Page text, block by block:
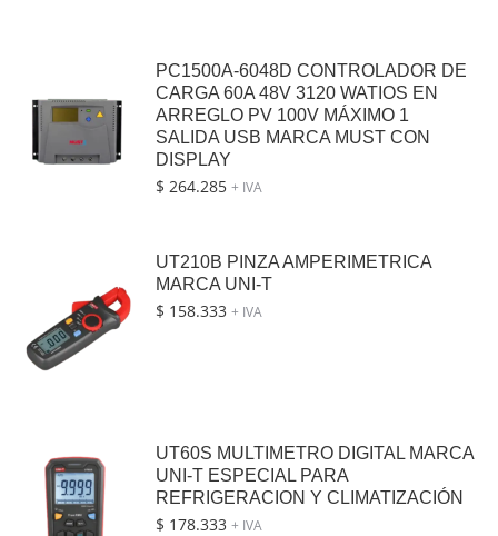
PC1500A-6048D CONTROLADOR DE
CARGA 60A 48V 3120 WATIOS EN
ARREGLO PV 100V MÁXIMO 1
SALIDA USB MARCA MUST CON
DISPLAY
$ 264.285 + IVA
UT210B PINZA AMPERIMETRICA
MARCA UNI-T
$ 158.333 + IVA
UT60S MULTIMETRO DIGITAL MARCA
UNI-T ESPECIAL PARA
REFRIGERACION Y CLIMATIZACIÓN
$ 178.333 + IVA